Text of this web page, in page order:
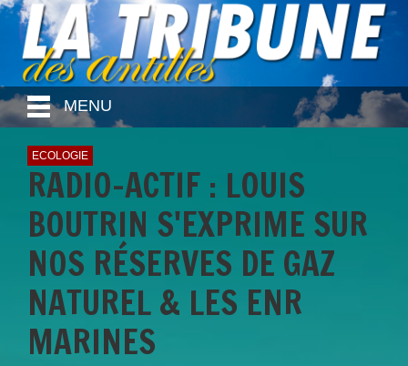
MENU
ECOLOGIE
RADIO-ACTIF : LOUIS
BOUTRIN S'EXPRIME SUR
NOS RÉSERVES DE GAZ
NATUREL & LES ENR
MARINES